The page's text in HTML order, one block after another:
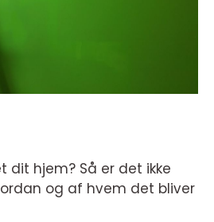
dit hjem? Så er det ikke
og af hvem det bliver